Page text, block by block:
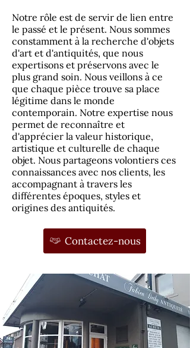
Notre rôle est de servir de lien entre
le passé et le présent. Nous sommes
constamment à la recherche d'objets
d'art et d'antiquités, que nous
expertisons et préservons avec le
plus grand soin. Nous veillons à ce
que chaque pièce trouve sa place
légitime dans le monde
contemporain. Notre expertise nous
permet de reconnaître et
d'apprécier la valeur historique,
artistique et culturelle de chaque
objet. Nous partageons volontiers ces
connaissances avec nos clients, les
accompagnant à travers les
différentes époques, styles et
origines des antiquités.
Contactez-nous